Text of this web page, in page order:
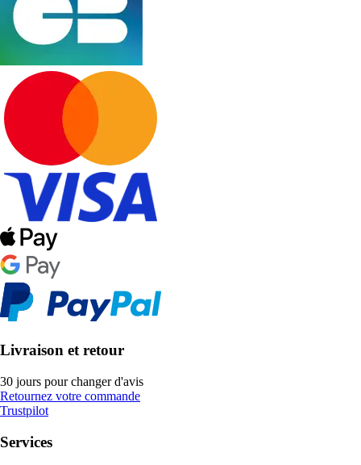
Livraison et retour
30 jours pour changer d'avis
Retournez votre commande
Trustpilot
Services